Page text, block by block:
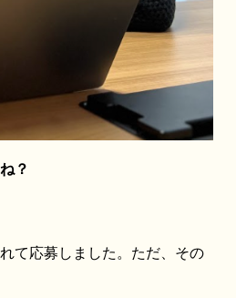
？
て応募しました。ただ、その